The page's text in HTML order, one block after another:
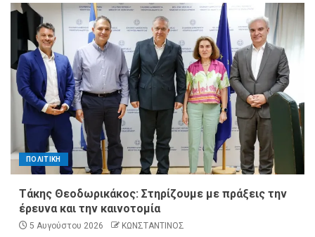
ΠΟΛΙΤΙΚΗ
Τάκης Θεοδωρικάκος: Στηρίζουμε με πράξεις την
έρευνα και την καινοτομία
5 Αυγούστου 2026 ΚΩΝΣΤΑΝΤΙΝΟΣ